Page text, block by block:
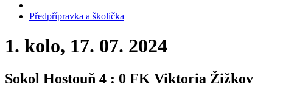
Předpřípravka a školička
1. kolo, 17. 07. 2024
Sokol Hostouň 4 : 0 FK Viktoria Žižkov